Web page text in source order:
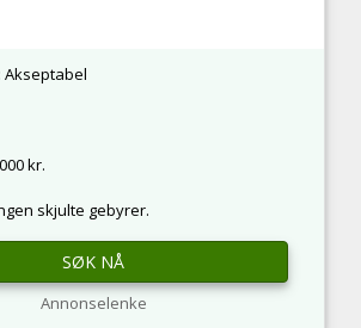
Akseptabel
kr.
skjulte gebyrer.
SØK NÅ
Annonselenke